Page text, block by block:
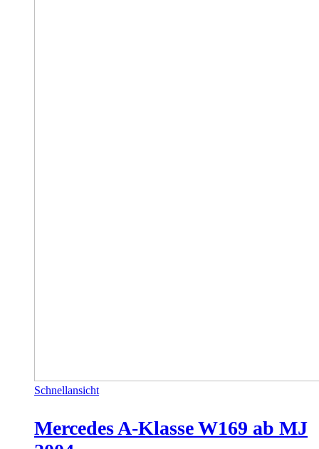
Schnellansicht
Mercedes A-Klasse W169 ab MJ